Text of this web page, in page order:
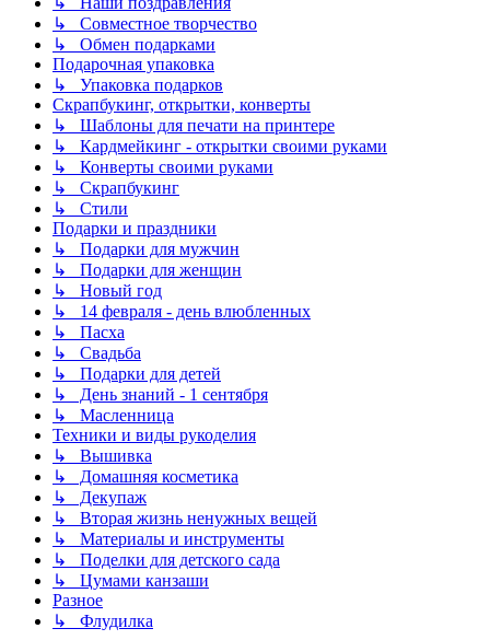
↳ Совместное творчество
↳ Обмен подарками
Подарочная упаковка
↳ Упаковка подарков
Скрапбукинг, открытки, конверты
↳ Шаблоны для печати на принтере
↳ Кардмейкинг - открытки своими руками
↳ Конверты своими руками
↳ Скрапбукинг
↳ Стили
Подарки и праздники
↳ Подарки для мужчин
↳ Подарки для женщин
↳ Новый год
↳ 14 февраля - день влюбленных
↳ Пасха
↳ Свадьба
↳ Подарки для детей
↳ День знаний - 1 сентября
↳ Масленница
Техники и виды рукоделия
↳ Вышивка
↳ Домашняя косметика
↳ Декупаж
↳ Вторая жизнь ненужных вещей
↳ Материалы и инструменты
↳ Поделки для детского сада
↳ Цумами канзаши
Разное
↳ Флудилка